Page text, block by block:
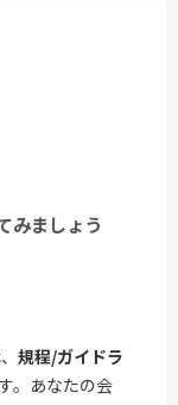
みましょう
規程/ガイドラ
。あなたの会